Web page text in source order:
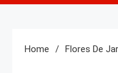
Home Flores De